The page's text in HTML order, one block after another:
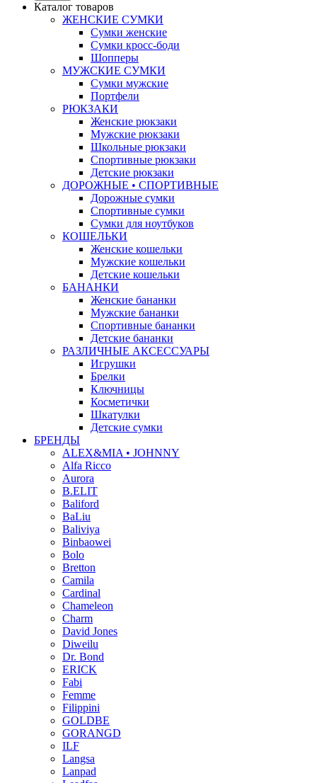
Каталог товаров
ЖЕНСКИЕ СУМКИ
Сумки женские
Сумки кросс-боди
Шопперы
МУЖСКИЕ СУМКИ
Сумки мужские
Портфели
РЮКЗАКИ
Женские рюкзаки
Мужские рюкзаки
Школьные рюкзаки
Спортивные рюкзаки
Детские рюкзаки
ДОРОЖНЫЕ • СПОРТИВНЫЕ
Дорожные сумки
Спортивные сумки
Сумки для ноутбуков
КОШЕЛЬКИ
Женские кошельки
Мужские кошельки
Детские кошельки
БАНАНКИ
Женские бананки
Мужские бананки
Спортивные бананки
Детские бананки
РАЗЛИЧНЫЕ АКСЕССУАРЫ
Игрушки
Брелки
Ключницы
Косметички
Шкатулки
Детские сумки
БРЕНДЫ
ALEX&MIA • JOHNNY
Alfa Ricco
Aurora
B.ELIT
Baliford
BaLiu
Baliviya
Binbaowei
Bolo
Bretton
Camila
Cardinal
Chameleon
Charm
David Jones
Diweilu
Dr. Bond
ERICK
Fabi
Femme
Filippini
GOLDBE
GORANGD
ILF
Langsa
Lanpad